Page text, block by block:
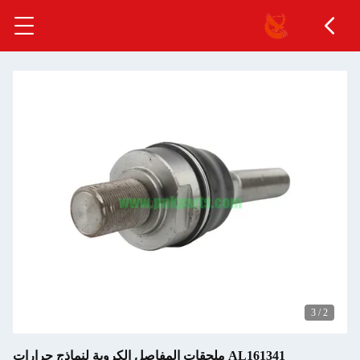
2
/
3
AL161341 ملحقات المفاصل الكروية لنماذج جرارات